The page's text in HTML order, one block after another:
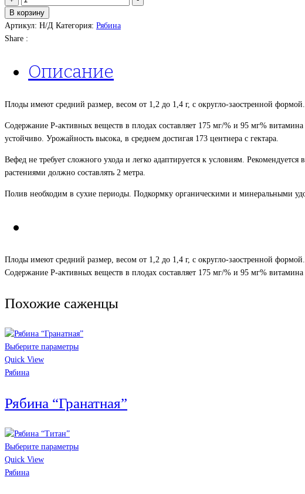
В корзину
Артикул: Н/Д Категория: Рябина
Share :
Описание
Плоды имеют средний размер, весом от 1,2 до 1,4 г, с округло-заостренной
Содержание Р-активных веществ в плодах составляет 175 мг/% и 95 мг%
устойчиво. Урожайность высока, в среднем достигая 173 центнера с гектара.
Вефед не требует сложного ухода и легко адаптируется к условиям.
растениями должно составлять 2 метра.
Полив необходим в сухие периоды. Подкормку органическими и минеральными
Плоды имеют средний размер, весом от 1,2 до 1,4 г, с округло-заостренной
Содержание Р-активных веществ в плодах составляет 175 мг/% и 95 мг%
Похожие саженцы
Выберите параметры
Quick View
Рябина
Рябина “Гранатная”
Выберите параметры
Quick View
Рябина